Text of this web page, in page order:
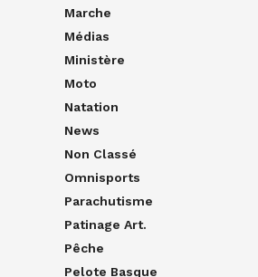
Marche
Médias
Ministère
Moto
Natation
News
Non Classé
Omnisports
Parachutisme
Patinage Art.
Pêche
Pelote Basque